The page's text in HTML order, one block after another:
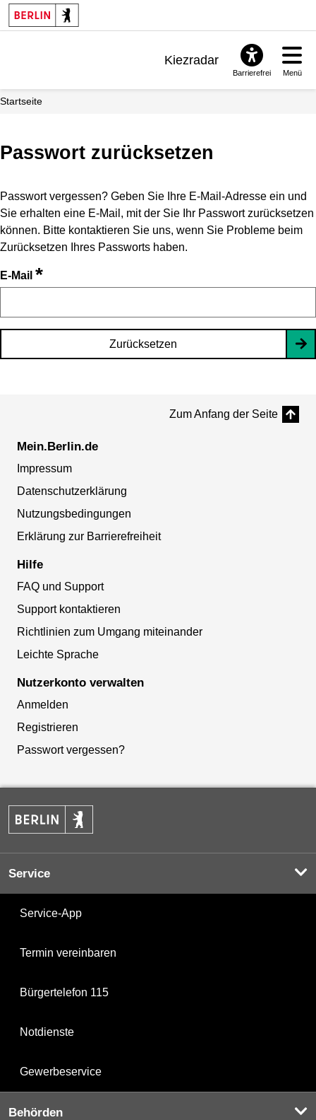
Kiezradar
Barrierefrei Menü
Startseite
Passwort zurücksetzen
Passwort vergessen? Geben Sie Ihre E-Mail-Adresse ein und
Sie erhalten eine E-Mail, mit der Sie Ihr Passwort zurücksetzen
können. Bitte kontaktieren Sie uns, wenn Sie Probleme beim
Zurücksetzen Ihres Passworts haben.
E-Mail *
Zurücksetzen
Zum Anfang der Seite
Mein.Berlin.de
Impressum
Datenschutzerklärung
Nutzungsbedingungen
Erklärung zur Barrierefreiheit
Hilfe
FAQ und Support
Support kontaktieren
Richtlinien zum Umgang miteinander
Leichte Sprache
Nutzerkonto verwalten
Anmelden
Registrieren
Passwort vergessen?
Service
Service-App
Termin vereinbaren
Bürgertelefon 115
Notdienste
Gewerbeservice
Behörden